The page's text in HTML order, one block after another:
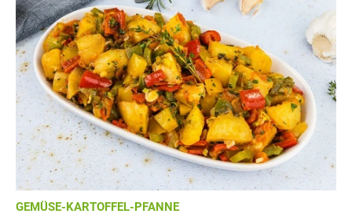
GEMÜSE-KARTOFFEL-PFANNE